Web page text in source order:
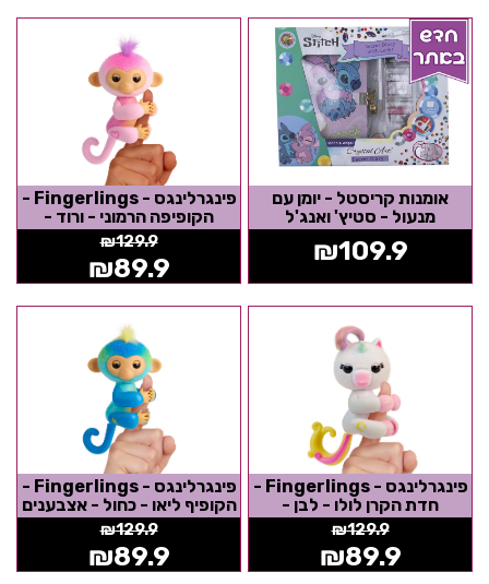
אומנות קריסטל - יומן עם
מנעול - סטיץ' ואנג'ל
₪109.9
פינגרלינגס - Fingerlings -
הקופיפה הרמוני - ורוד -
אצבענים
₪129.9
₪89.9
פינגרלינגס - Fingerlings -
חדת הקרן לולו - לבן -
אצבענים
₪129.9
₪89.9
פינגרלינגס - Fingerlings -
הקופיף ליאו - כחול - אצבענים
₪129.9
₪89.9